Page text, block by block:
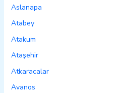
Aslanapa
Atabey
Atakum
Ataşehir
Atkaracalar
Avanos